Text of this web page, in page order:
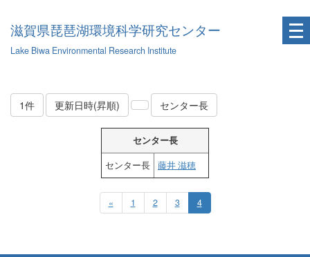
滋賀県琵琶湖環境科学研究センター
Lake Biwa Environmental Research Institute
1件 更新日時(昇順) センター長
センター長
センター長
藤井 滋穂
« 1 2 3 4